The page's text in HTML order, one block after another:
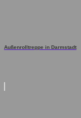
Außenrolltreppe in Darmstadt